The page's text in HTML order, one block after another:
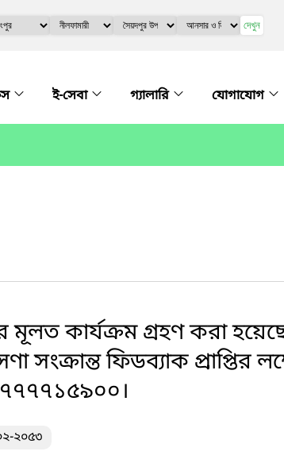
দেখুন
ই-সেবা গ্যালারি যোগাযোগ
কার্যক্রম গ্রহণ করা হয়েছে।
ফিডব্যাক প্রাপ্তির
২০৫৩